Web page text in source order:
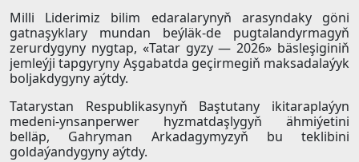
Milli Liderimiz bilim edaralarynyň arasyndaky göni
gatnaşyklary mundan beýläk-de pugtalandyrmagyň
zerurdygyny nygtap, «Tatar gyzy — 2026» bäsleşiginiň
jemleýji tapgyryny Aşgabatda geçirmegiň maksadalaýyk
boljakdygyny aýtdy.
Tatarystan Respublikasynyň Baştutany ikitaraplaýyn
medeni-ynsanperwer hyzmatdaşlygyň ähmiýetini
belläp, Gahryman Arkadagymyzyň bu teklibini
goldaýandygyny aýtdy.